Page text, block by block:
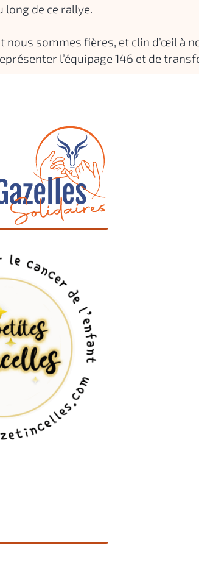
de ce rallye.
sommes fières, et clin d’œil
l’équipage 146 et de